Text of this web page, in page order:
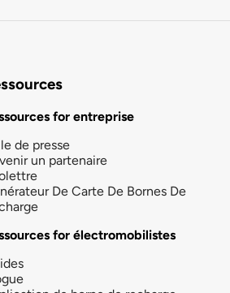
for entreprise
de presse
un partenaire
De Carte De Bornes De
for électromobilistes